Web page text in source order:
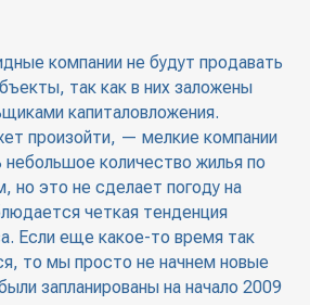
компании не будут продавать
так как в них заложены
капиталовложения.
произойти, — мелкие компании
количество жилья по
но это не сделает погоду на
четкая тенденция
Если еще какое-то время так
то мы просто не начнем новые
запланированы на начало 2009